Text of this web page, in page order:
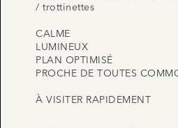
/ trottinettes
CALME
LUMINEUX
PLAN OPTIMISÉ
PROCHE DE TOUTES
À VISITER RAPIDEMENT